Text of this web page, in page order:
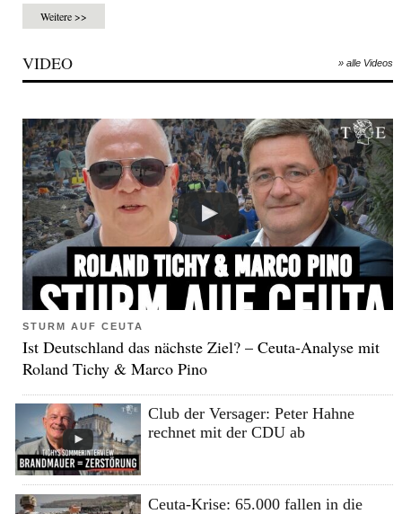
Weitere >>
VIDEO » alle Videos
STURM AUF CEUTA
Ist Deutschland das nächste Ziel? – Ceuta-Analyse mit
Roland Tichy & Marco Pino
Club der Versager: Peter Hahne
rechnet mit der CDU ab
Ceuta-Krise: 65.000 fallen in die